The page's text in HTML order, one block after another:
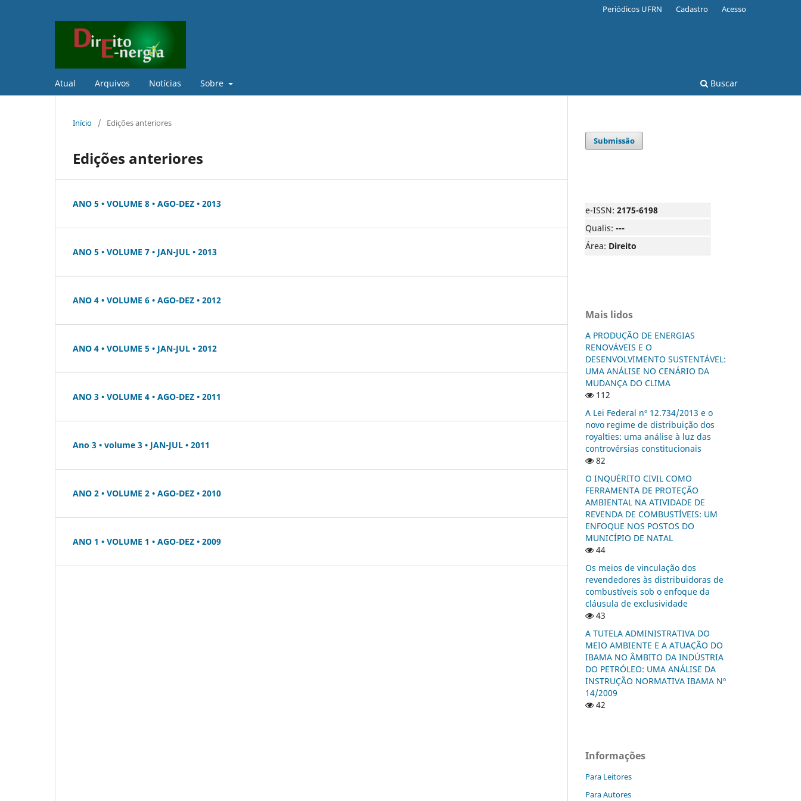
Atual Arquivos Notícias Sobre Buscar
Periódicos UFRN Cadastro Acesso
Início / Edições anteriores
Edições anteriores
ANO 5 • VOLUME 8 • AGO-DEZ • 2013
ANO 5 • VOLUME 7 • JAN-JUL • 2013
ANO 4 • VOLUME 6 • AGO-DEZ • 2012
ANO 4 • VOLUME 5 • JAN-JUL • 2012
ANO 3 • VOLUME 4 • AGO-DEZ • 2011
Ano 3 • volume 3 • JAN-JUL • 2011
ANO 2 • VOLUME 2 • AGO-DEZ • 2010
ANO 1 • VOLUME 1 • AGO-DEZ • 2009
Submissão
e-ISSN: 2175-6198
Qualis: ---
Área: Direito
Mais lidos
A PRODUÇÃO DE ENERGIAS
RENOVÁVEIS E O
DESENVOLVIMENTO SUSTENTÁVEL:
UMA ANÁLISE NO CENÁRIO DA
MUDANÇA DO CLIMA
112
A Lei Federal nº 12.734/2013 e o
novo regime de distribuição dos
royalties: uma análise à luz das
controvérsias constitucionais
82
O INQUÉRITO CIVIL COMO
FERRAMENTA DE PROTEÇÃO
AMBIENTAL NA ATIVIDADE DE
REVENDA DE COMBUSTÍVEIS: UM
ENFOQUE NOS POSTOS DO
MUNICÍPIO DE NATAL
44
Os meios de vinculação dos
revendedores às distribuidoras de
combustíveis sob o enfoque da
cláusula de exclusividade
43
A TUTELA ADMINISTRATIVA DO
MEIO AMBIENTE E A ATUAÇÃO DO
IBAMA NO ÂMBITO DA INDÚSTRIA
DO PETRÓLEO: UMA ANÁLISE DA
INSTRUÇÃO NORMATIVA IBAMA Nº
14/2009
42
Informações
Para Leitores
Para Autores